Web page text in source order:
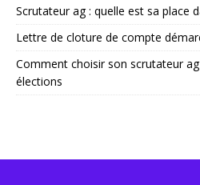
Scrutateur ag : quelle est sa place
Lettre de cloture de compte
Comment choisir son scrutateur
élections